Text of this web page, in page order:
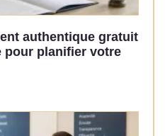
authentique gratuit
pour planifier votre